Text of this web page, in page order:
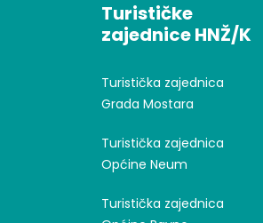
Turističke
zajednice HNŽ/K
Turistička zajednica
Grada Mostara
Turistička zajednica
Općine Neum
Turistička zajednica